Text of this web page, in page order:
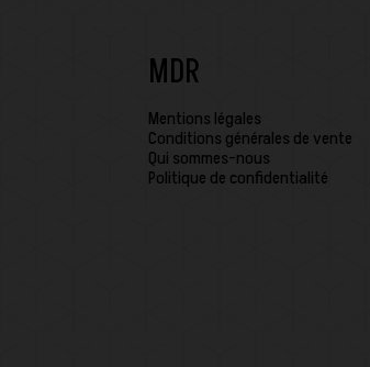
MDR
Mentions légales
Conditions générales de vente
Qui sommes-nous
Politique de confidentialité